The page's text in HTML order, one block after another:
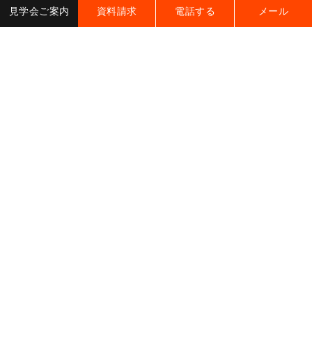
TEL.
059-327-7181
FAX.059-327-7182
営業時間
見学会ご案内 資料請求 電話する メール